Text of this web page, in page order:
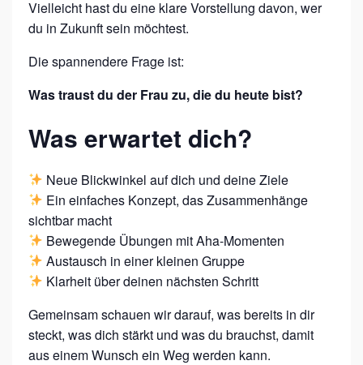
D
I
N
N
E
R
F
O
L
G
.
Vielleicht hast du eine klare Vorstellung davon, wer
du in Zukunft sein möchtest.
Die spannendere Frage ist:
Was traust du der Frau zu, die du heute bist?
Was erwartet dich?
Neue Blickwinkel auf dich und deine Ziele
Ein einfaches Konzept, das Zusammenhänge
sichtbar macht
Bewegende Übungen mit Aha-Momenten
Austausch in einer kleinen Gruppe
Klarheit über deinen nächsten Schritt
Gemeinsam schauen wir darauf, was bereits in dir
steckt, was dich stärkt und was du brauchst, damit
aus einem Wunsch ein Weg werden kann.